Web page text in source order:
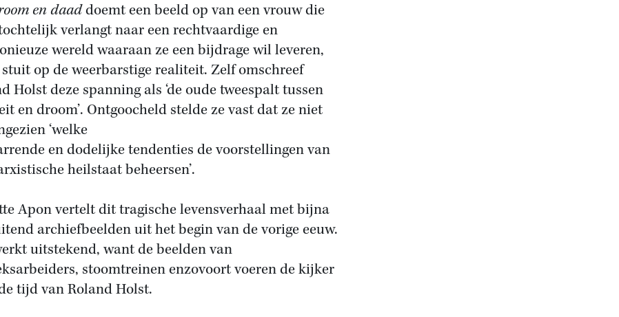
en daaddoemt een beeld op van een vrouw die
verlangt naar een rechtvaardige en
wereld waaraan ze een bijdrage wil leveren,
op de weerbarstige realiteit. Zelf omschreef
Holst deze spanning als ‘de oude tweespalt tussen
en droom’. Ontgoocheld stelde ze vast dat ze niet
‘welke
en dodelijke tendenties de voorstellingen van
heilstaat beheersen’.
Apon vertelt dit tragische levensverhaal met bijna
archiefbeelden uit het begin van de vorige eeuw.
uitstekend, want de beelden van
stoomtreinen enzovoort voeren de kijker
tijd van Roland Holst.